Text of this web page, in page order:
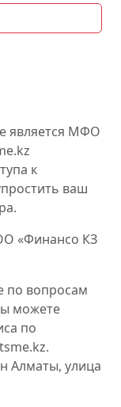
является МФО
к
ваш
«Финансо КЗ
по вопросам
можете
по
Алматы, улица